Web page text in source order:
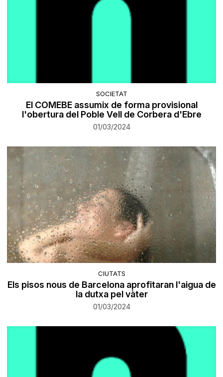
SOCIETAT
El COMEBE assumix de forma provisional
l'obertura del Poble Vell de Corbera d'Ebre
01/03/2024
CIUTATS
Els pisos nous de Barcelona aprofitaran l'aigua de
la dutxa pel vàter
01/03/2024